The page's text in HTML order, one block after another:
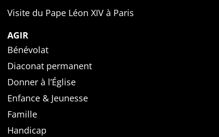
Visite du Pape Léon XIV à Paris
AGIR
Bénévolat
Diaconat permanent
Donner à l’Église
Enfance & Jeunesse
Famille
Handicap